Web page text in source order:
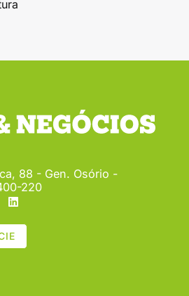
88 - Gen. Osório -
220